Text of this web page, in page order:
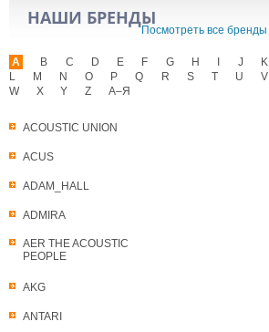
НАШИ БРЕНДЫ
Посмотреть все бренды
A
ACOUSTIC UNION
ACUS
ADAM_HALL
ADMIRA
AER THE ACOUSTIC
PEOPLE
AKG
ANTARI
B C D E F G H J
K
L
M N O P Q R S T U
V
W
X Y Z А–Я